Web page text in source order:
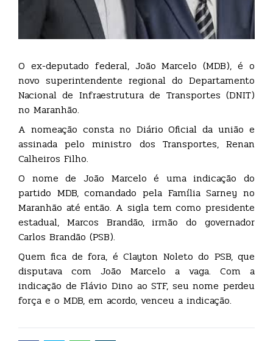
O ex-deputado federal, João Marcelo (MDB), é o
novo superintendente regional do Departamento
Nacional de Infraestrutura de Transportes (DNIT)
no Maranhão.
A nomeação consta no Diário Oficial da união e
assinada pelo ministro dos Transportes, Renan
Calheiros Filho.
O nome de João Marcelo é uma indicação do
partido MDB, comandado pela Família Sarney no
Maranhão até então. A sigla tem como presidente
estadual, Marcos Brandão, irmão do governador
Carlos Brandão (PSB).
Quem fica de fora, é Clayton Noleto do PSB, que
disputava com João Marcelo a vaga. Com a
indicação de Flávio Dino ao STF, seu nome perdeu
força e o MDB, em acordo, venceu a indicação.